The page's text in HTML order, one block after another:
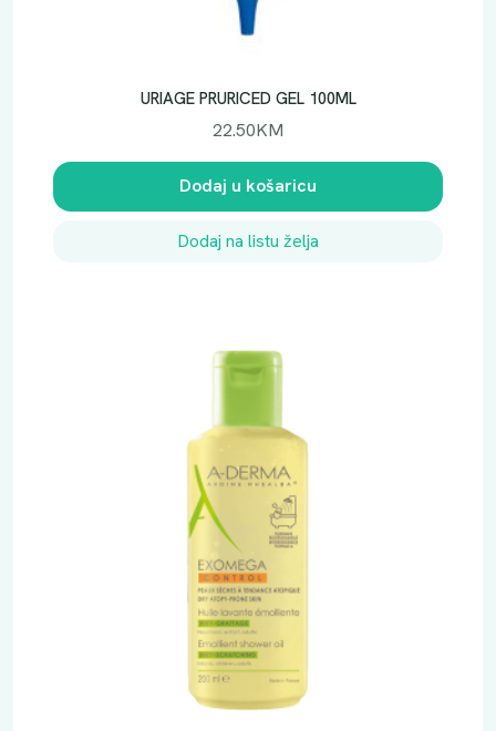
URIAGE PRURICED GEL 100ML
22.50KM
Dodaj u košaricu
Dodaj na listu želja